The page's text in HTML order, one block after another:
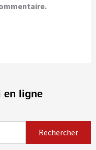
en ligne